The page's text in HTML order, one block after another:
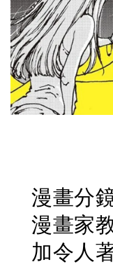
漫畫分
漫畫家
加令人